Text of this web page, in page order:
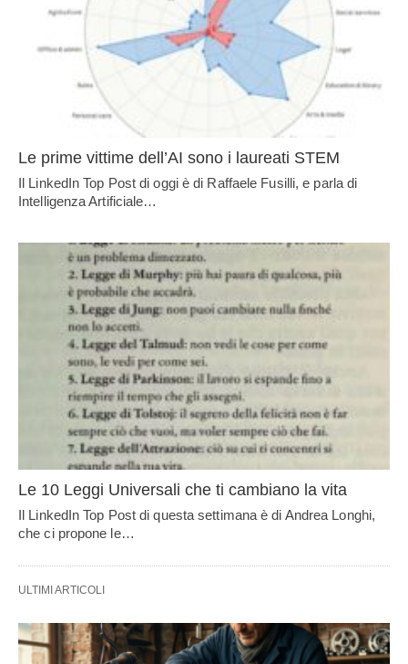
Le prime vittime dell’AI sono i laureati STEM
Il LinkedIn Top Post di oggi è di Raffaele Fusilli, e parla di
Intelligenza Artificiale…
Le 10 Leggi Universali che ti cambiano la vita
Il LinkedIn Top Post di questa settimana è di Andrea Longhi,
che ci propone le…
ULTIMI ARTICOLI